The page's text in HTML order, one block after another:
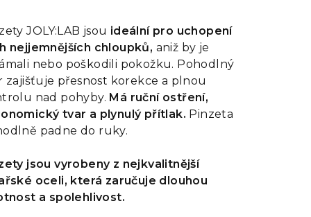
JOLY:LAB jsou ideální pro uchopení
nejjemnějších chloupků, aniž by je
nebo poškodili pokožku. Pohodlný
zajišťuje přesnost korekce a plnou
nad pohyby. Má ruční ostření,
tvar a plynulý přítlak. Pinzeta
padne do ruky.
jsou vyrobeny z nejkvalitnější
oceli, která zaručuje dlouhou
a spolehlivost.